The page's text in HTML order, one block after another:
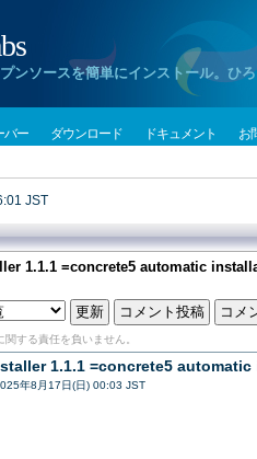
ンソースを簡単にインストール。ひ
バー ダウンロード ドキュメント お
JST
1.1.1 =concrete5 automatic
する責任を負いません。
1.1.1 =concrete5
年8月17日(日) 00:03 JST